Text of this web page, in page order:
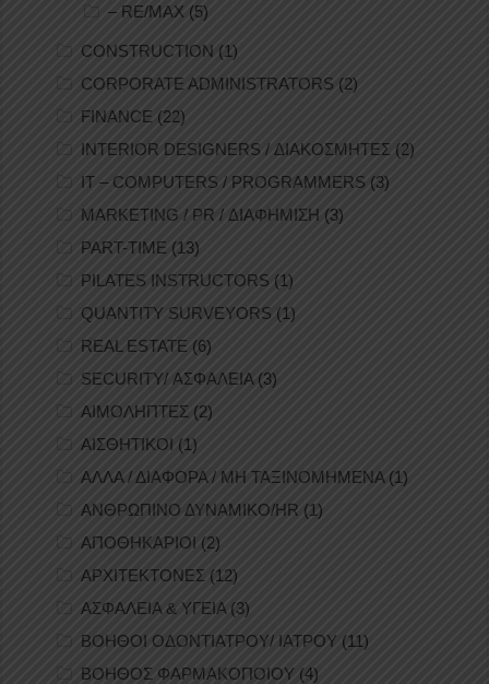
– RE/MAX (5)
CONSTRUCTION (1)
CORPORATE ADMINISTRATORS (2)
FINANCE (22)
INTERIOR DESIGNERS / ΔΙΑΚΟΣΜΗΤΕΣ (2)
IT – COMPUTERS / PROGRAMMERS (3)
MARKETING / PR / ΔΙΑΦΗΜΙΣΗ (3)
PART-TIME (13)
PILATES INSTRUCTORS (1)
QUANTITY SURVEYORS (1)
REAL ESTATE (6)
SECURITY/ ΑΣΦΑΛΕΙΑ(3)
ΑΙΜΟΛΗΠΤΕΣ (2)
ΑΙΣΘΗΤΙΚΟΙ (1)
ΑΛΛΑ / ΔΙΑΦΟΡΑ / ΜΗ ΤΑΞΙΝΟΜΗΜΕΝΑ(1)
ΑΝΘΡΩΠΙΝΟ ΔΥΝΑΜΙΚΟ/HR (1)
ΑΠΟΘΗΚΑΡΙΟΙ (2)
ΑΡΧΙΤΕΚΤΟΝΕΣ (12)
ΑΣΦΑΛΕΙΑ & ΥΓΕΙΑ (3)
ΒΟΗΘΟΙ ΟΔΟΝΤΙΑΤΡΟΥ/ ΙΑΤΡΟΥ (11)
ΒΟΗΘΟΣ ΦΑΡΜΑΚΟΠΟΙΟΥ (4)